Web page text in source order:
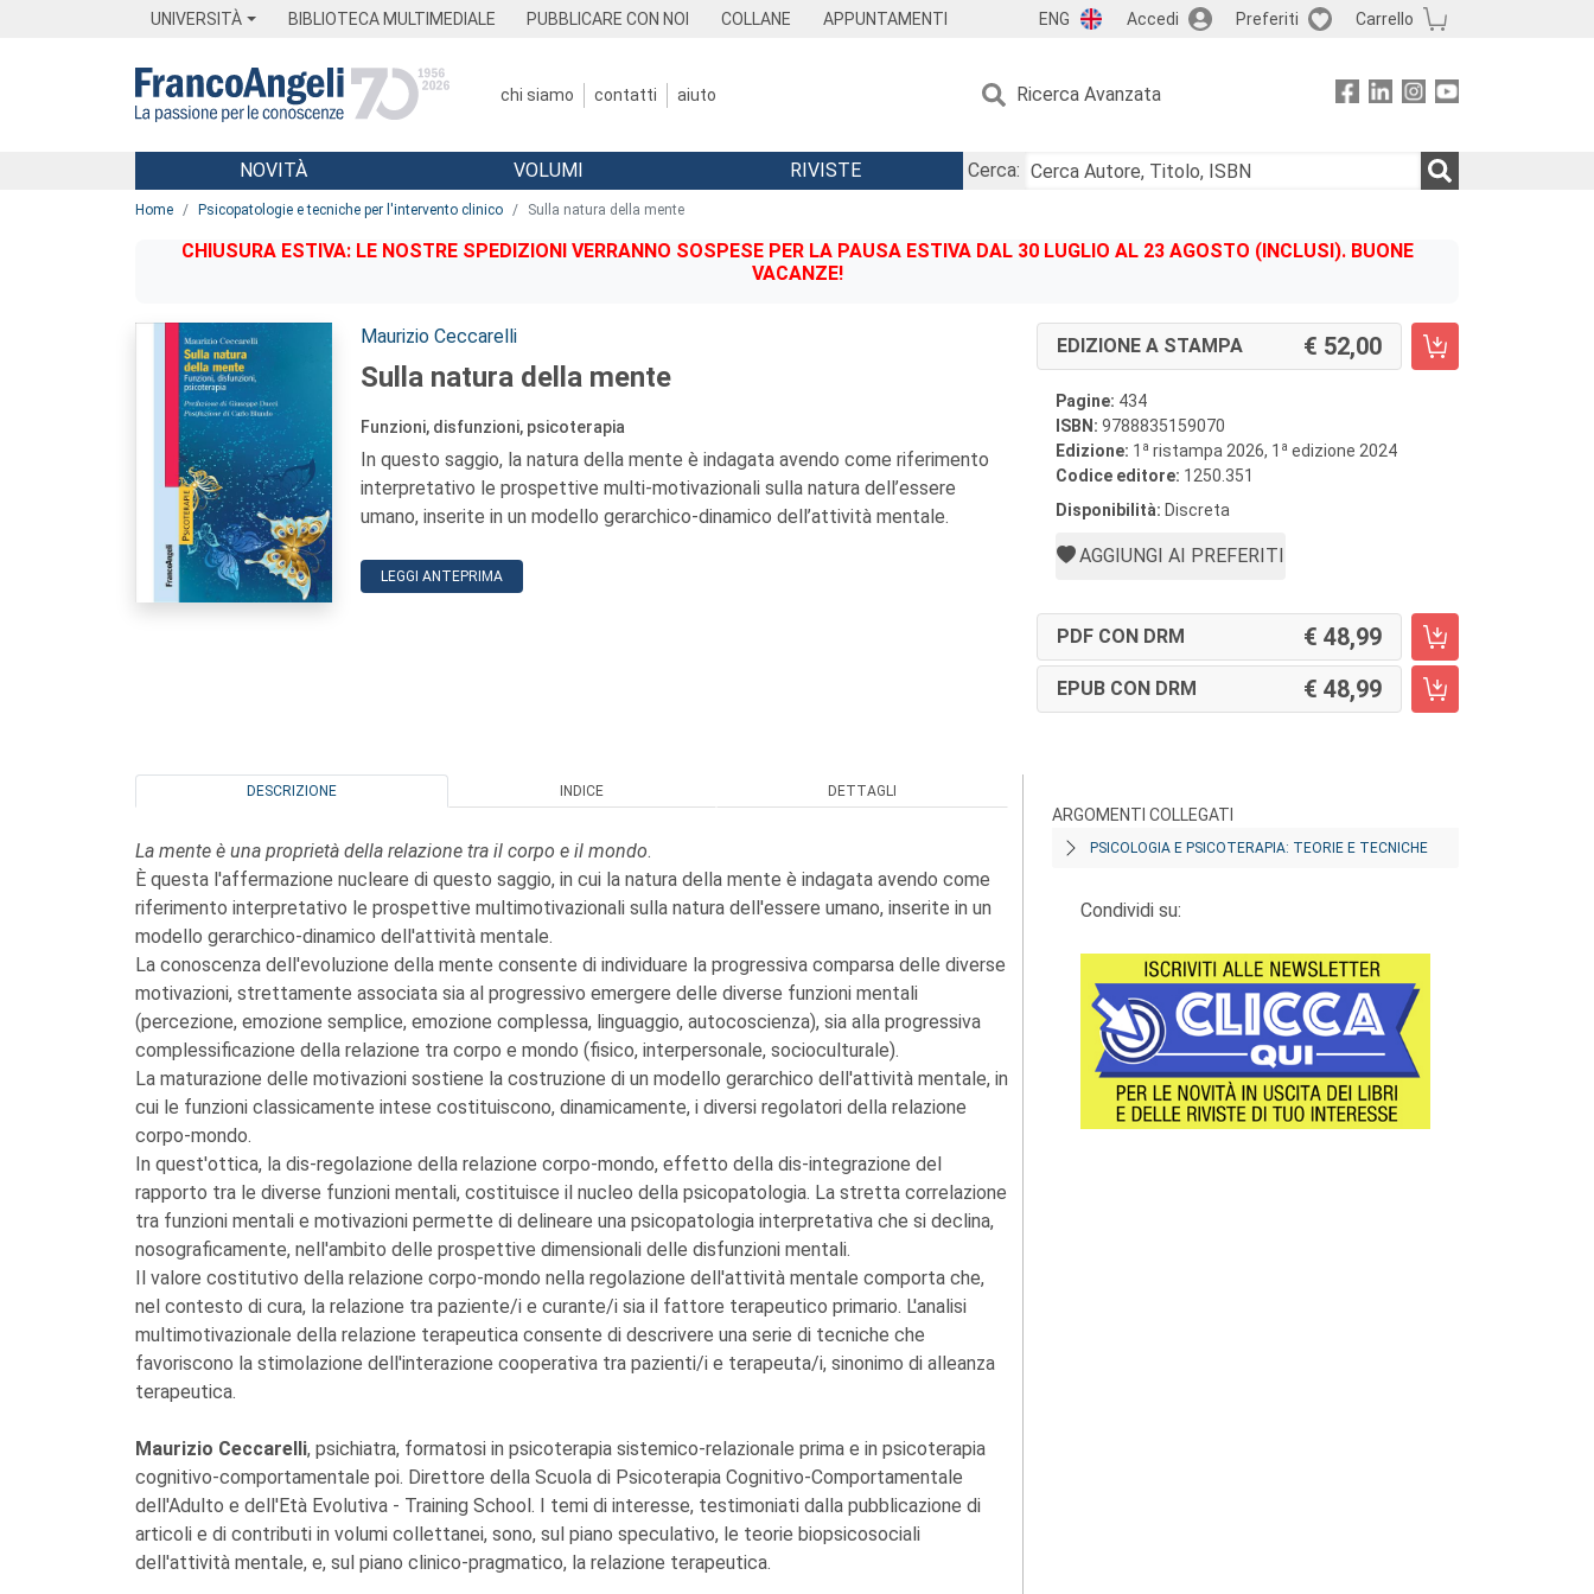
UNIVERSITÀ BIBLIOTECA MULTIMEDIALE PUBBLICARE CON NOI COLLANE APPUNTAMENTI ENG Accedi Preferiti Carrello
chi siamo contatti aiuto Ricerca Avanzata
Menu
NOVITÀ VOLUMI RIVISTE
Cerca:
Home Psicopatologie e tecniche per l'intervento clinico Sulla natura della mente
CHIUSURA ESTIVA: LE NOSTRE SPEDIZIONI VERRANNO SOSPESE PER LA PAUSA ESTIVA DAL 30 LUGLIO AL 23 AGOSTO (INCLUSI). BUONE
VACANZE!
Autori:
Maurizio Ceccarelli
Sulla natura della mente
Funzioni, disfunzioni, psicoterapia
In questo saggio, la natura della mente è indagata avendo come riferimento
interpretativo le prospettive multi-motivazionali sulla natura dell’essere
umano, inserite in un modello gerarchico-dinamico dell’attività mentale.
LEGGI ANTEPRIMA
EDIZIONE A STAMPA 52,00
Pagine: 434
ISBN: 9788835159070
Edizione: 1 a ristampa 2026, 1 a edizione 2024
Codice editore: 1250.351
Disponibilità: Discreta
AGGIUNGI AI PREFERITI
PDF CON DRM 48,99
EPUB CON DRM 48,99
DESCRIZIONE INDICE DETTAGLI
La mente è una proprietà della relazione tra il corpo e il mondo.
È questa l'affermazione nucleare di questo saggio, in cui la natura della mente è indagata avendo come
riferimento interpretativo le prospettive multimotivazionali sulla natura dell'essere umano, inserite in un
modello gerarchico-dinamico dell'attività mentale.
La conoscenza dell'evoluzione della mente consente di individuare la progressiva comparsa delle diverse
motivazioni, strettamente associata sia al progressivo emergere delle diverse funzioni mentali
(percezione, emozione semplice, emozione complessa, linguaggio, autocoscienza), sia alla progressiva
complessificazione della relazione tra corpo e mondo (fisico, interpersonale, socioculturale).
La maturazione delle motivazioni sostiene la costruzione di un modello gerarchico dell'attività mentale, in
cui le funzioni classicamente intese costituiscono, dinamicamente, i diversi regolatori della relazione
corpo-mondo.
In quest'ottica, la dis-regolazione della relazione corpo-mondo, effetto della dis-integrazione del
rapporto tra le diverse funzioni mentali, costituisce il nucleo della psicopatologia. La stretta correlazione
tra funzioni mentali e motivazioni permette di delineare una psicopatologia interpretativa che si declina,
nosograficamente, nell'ambito delle prospettive dimensionali delle disfunzioni mentali.
Il valore costitutivo della relazione corpo-mondo nella regolazione dell'attività mentale comporta che,
nel contesto di cura, la relazione tra paziente/i e curante/i sia il fattore terapeutico primario. L'analisi
multimotivazionale della relazione terapeutica consente di descrivere una serie di tecniche che
favoriscono la stimolazione dell'interazione cooperativa tra pazienti/i e terapeuta/i, sinonimo di alleanza
terapeutica.
Maurizio Ceccarelli, psichiatra, formatosi in psicoterapia sistemico-relazionale prima e in psicoterapia
cognitivo-comportamentale poi. Direttore della Scuola di Psicoterapia Cognitivo-Comportamentale
dell'Adulto e dell'Età Evolutiva - Training School. I temi di interesse, testimoniati dalla pubblicazione di
articoli e di contributi in volumi collettanei, sono, sul piano speculativo, le teorie biopsicosociali
dell'attività mentale, e, sul piano clinico-pragmatico, la relazione terapeutica.
ARGOMENTI COLLEGATI
PSICOLOGIA E PSICOTERAPIA: TEORIE E TECNICHE
Condividi su: